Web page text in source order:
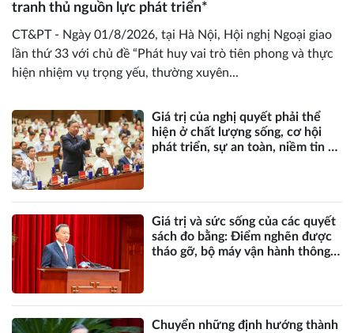
tranh thủ nguồn lực phát triển*
CT&PT - Ngày 01/8/2026, tại Hà Nội, Hội nghị Ngoại giao
lần thứ 33 với chủ đề “Phát huy vai trò tiên phong và thực
hiện nhiệm vụ trọng yếu, thường xuyên...
Giá trị của nghị quyết phải thể
hiện ở chất lượng sống, cơ hội
phát triển, sự an toàn, niềm tin và
Giá trị và sức sống của các quyết
sách đo bằng: Điểm nghẽn được
tháo gỡ, bộ máy vận hành thông
Chuyển những định hướng thành